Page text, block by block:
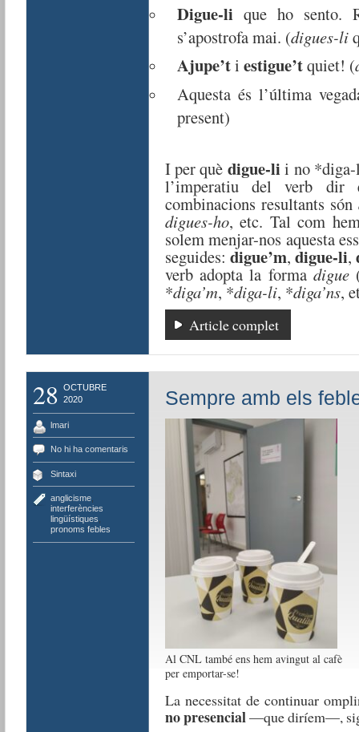
Digue-lique ho sento.
s’apostrofa mai. (digues-li
Ajupe’ti estigue’tquiet! (
Aquesta és l’última
present)
I per què digue-lii no *diga-
l’imperatiu del verb
combinacions resultants són
digues-ho, etc. Tal com
solem menjar-nos aquesta
seguides: digue’m, digue-li,
verb adopta la forma digue
*diga’m, *diga-li, *diga’ns,
Article complet
28
OCTUBRE
2020
lmari
No hi ha comentaris
Sintaxi
anglicisme,
interferències
lingüístiques,
pronoms febles
Sempre amb els
Al CNL també ens hem avingut al cafè
per emportar-se!
La necessitatde continuar
no presencial—quediríem—,